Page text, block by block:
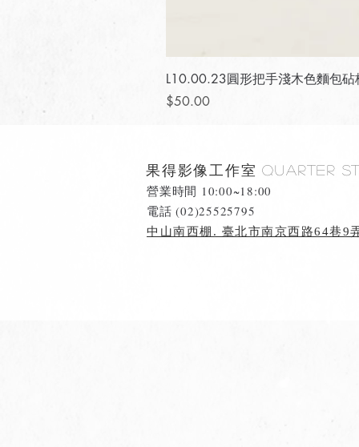
L10.00.23圓形把手淺木色麵包砧
價格
$50.00
果得影像工作室Quarter
營業時間 10:00~18:00
​電話 (02)25525795
中山南西棚. 臺北市南京西路64巷9